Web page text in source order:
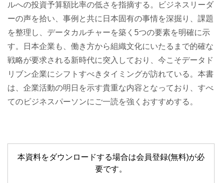
ルへの投資予算額比率の低さを指摘する。ビジネスリーダ
ーの声を拾い、事例と共に日本固有の事情を深掘り、課題
を整理し、データカルチャーを築く5つの要素を明確に示
す。日本企業も、働き方から組織文化にいたるまで的確な
戦略が要求される新時代に突入しており、今こそデータド
リブン企業にシフトすべきタイミングが訪れている。本書
は、企業活動の明日を示す貴重な内容となっており、すべ
てのビジネスパーソンにご一読を強くおすすめする。
本資料をダウンロードする場合は会員登録(無料)が必
要です。